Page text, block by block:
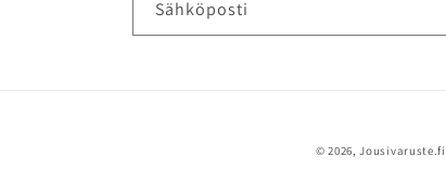
Sähköposti
© 2026,Jousivaruste.fi